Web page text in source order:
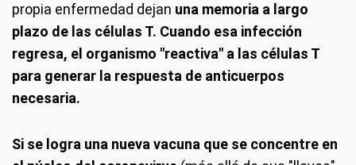
propia enfermedad dejan una memoria a largo
plazo de las células T. Cuando esa infección
regresa, el organismo "reactiva" a las células T
para generar la respuesta de anticuerpos
necesaria.
Si se logra una nueva vacuna que se concentre en